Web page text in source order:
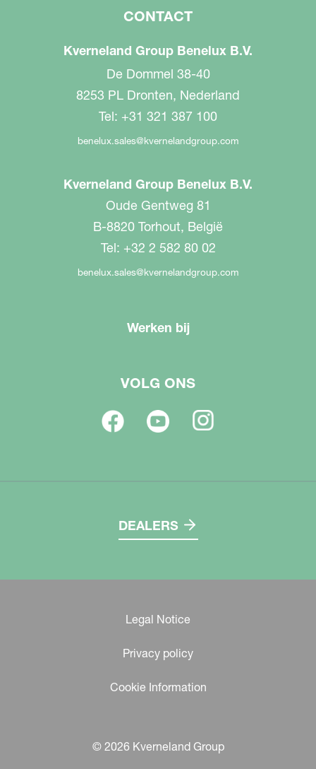
CONTACT
Kverneland Group Benelux B.V.
De Dommel 38-40
8253 PL Dronten, Nederland
Tel: +31 321 387 100
benelux.sales@kvernelandgroup.com
Kverneland Group Benelux B.V.
Oude Gentweg 81
B-8820 Torhout, België
Tel: +32 2 582 80 02
benelux.sales@kvernelandgroup.com
Werken bij
VOLG ONS
DEALERS
Legal Notice
Privacy policy
Cookie Information
© 2026 Kverneland Group